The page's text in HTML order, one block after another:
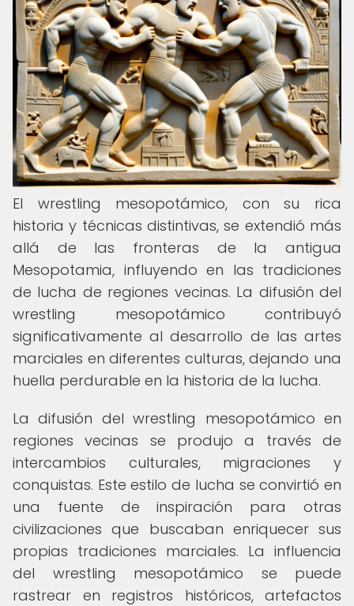
El wrestling mesopotámico, con su rica
historia y técnicas distintivas, se extendió más
allá de las fronteras de la antigua
Mesopotamia, influyendo en las tradiciones
de lucha de regiones vecinas. La difusión del
wrestling mesopotámico contribuyó
significativamente al desarrollo de las artes
marciales en diferentes culturas, dejando una
huella perdurable en la historia de la lucha.
La difusión del wrestling mesopotámico en
regiones vecinas se produjo a través de
intercambios culturales, migraciones y
conquistas. Este estilo de lucha se convirtió en
una fuente de inspiración para otras
civilizaciones que buscaban enriquecer sus
propias tradiciones marciales. La influencia
del wrestling mesopotámico se puede
rastrear en registros históricos, artefactos